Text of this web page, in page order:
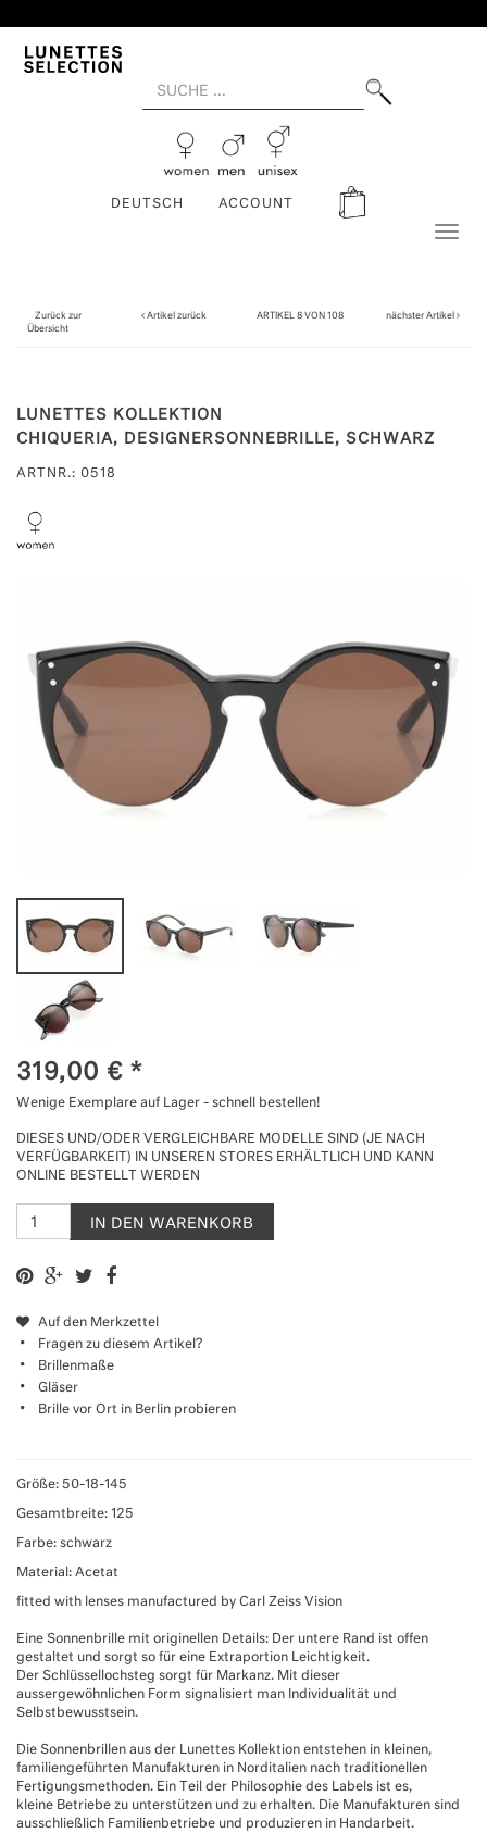
DEUTSCH ACCOUNT
Zurück zur
Übersicht
Artikel zurück ARTIKEL 8 VON 108 nächster Artikel
LUNETTES KOLLEKTION
CHIQUERIA, DESIGNERSONNEBRILLE, SCHWARZ
ARTNR.: 0518
319,00 € *
Wenige Exemplare auf Lager - schnell bestellen!
DIESES UND/ODER VERGLEICHBARE MODELLE SIND (JE NACH
VERFÜGBARKEIT) IN UNSEREN STORES ERHÄLTLICH UND KANN
ONLINE BESTELLT WERDEN
IN DEN WARENKORB
Auf den Merkzettel
Fragen zu diesem Artikel?
Brillenmaße
Gläser
Brille vor Ort in Berlin probieren
Größe: 50-18-145
Gesamtbreite: 125
Farbe: schwarz
Material: Acetat
fitted with lenses manufactured by Carl Zeiss Vision
Eine Sonnenbrille mit originellen Details: Der untere Rand ist offen
gestaltet und sorgt so für eine Extraportion Leichtigkeit.
Der Schlüssellochsteg sorgt für Markanz. Mit dieser
aussergewöhnlichen Form signalisiert man Individualität und
Selbstbewusstsein.
Die Sonnenbrillen aus der Lunettes Kollektion entstehen in kleinen,
familiengeführten Manufakturen in Norditalien nach traditionellen
Fertigungsmethoden. Ein Teil der Philosophie des Labels ist es,
kleine Betriebe zu unterstützen und zu erhalten. Die Manufakturen sind
ausschließlich Familienbetriebe und produzieren in Handarbeit.